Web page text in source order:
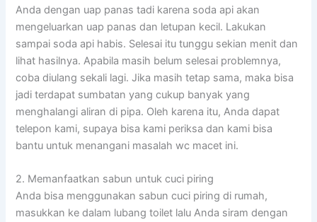
Anda dengan uap panas tadi karena soda api akan
mengeluarkan uap panas dan letupan kecil. Lakukan
sampai soda api habis. Selesai itu tunggu sekian menit dan
lihat hasilnya. Apabila masih belum selesai problemnya,
coba diulang sekali lagi. Jika masih tetap sama, maka bisa
jadi terdapat sumbatan yang cukup banyak yang
menghalangi aliran di pipa. Oleh karena itu, Anda dapat
telepon kami, supaya bisa kami periksa dan kami bisa
bantu untuk menangani masalah wc macet ini.
2. Memanfaatkan sabun untuk cuci piring
Anda bisa menggunakan sabun cuci piring di rumah,
masukkan ke dalam lubang toilet lalu Anda siram dengan